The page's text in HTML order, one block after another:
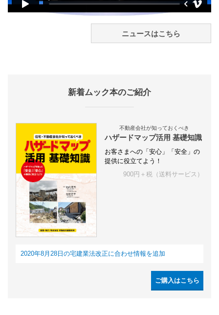
ニュースはこちら
新着ムック本のご紹介
不動産会社が知っておくべき
ハザードマップ活用 基礎知識
お客さまへの「安心」「安全」の
提供に役立てよう！
900円＋税（送料サービス）
2020年8月28日の宅建業法改正に合わせ情報を追加
ご購入はこちら